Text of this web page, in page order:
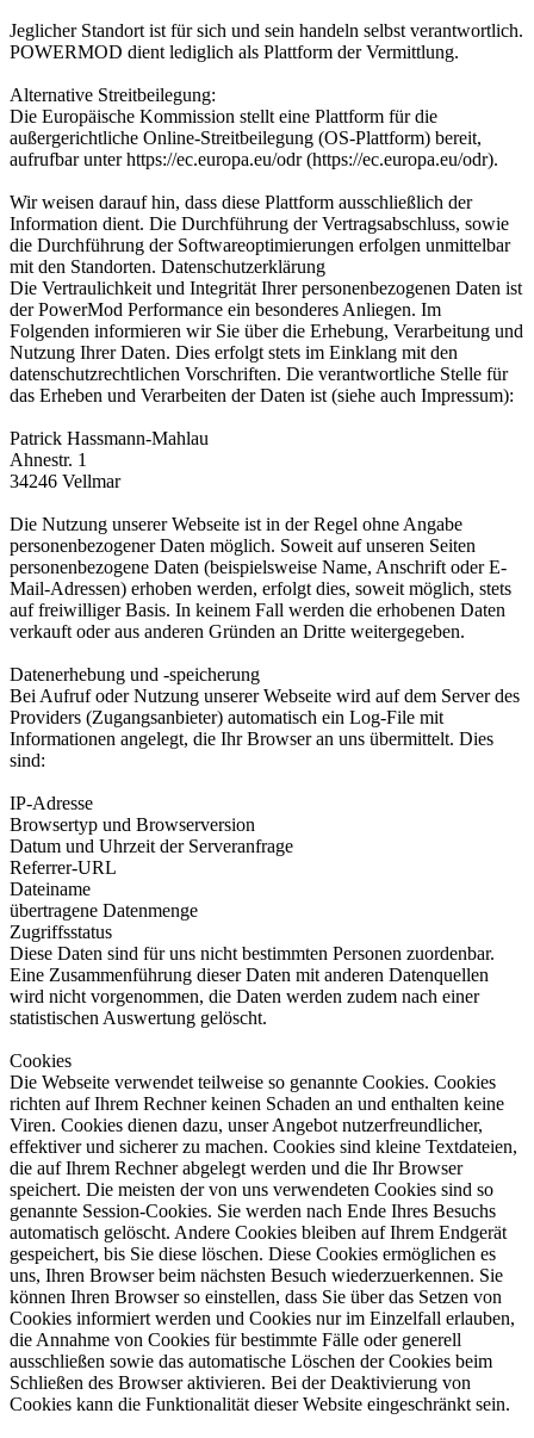
Jeglicher Standort ist für sich und sein handeln selbst verantwortlich.
POWERMOD dient lediglich als Plattform der Vermittlung.
Alternative Streitbeilegung:
Die Europäische Kommission stellt eine Plattform für die
außergerichtliche Online-Streitbeilegung (OS-Plattform) bereit,
aufrufbar unter https://ec.europa.eu/odr (https://ec.europa.eu/odr).
Wir weisen darauf hin, dass diese Plattform ausschließlich der
Information dient. Die Durchführung der Vertragsabschluss, sowie
die Durchführung der Softwareoptimierungen erfolgen unmittelbar
mit den Standorten. Datenschutzerklärung
Die Vertraulichkeit und Integrität Ihrer personenbezogenen Daten ist
der PowerMod Performance ein besonderes Anliegen. Im
Folgenden informieren wir Sie über die Erhebung, Verarbeitung und
Nutzung Ihrer Daten. Dies erfolgt stets im Einklang mit den
datenschutzrechtlichen Vorschriften. Die verantwortliche Stelle für
das Erheben und Verarbeiten der Daten ist (siehe auch Impressum):
Patrick Hassmann-Mahlau
Ahnestr. 1
34246 Vellmar
Die Nutzung unserer Webseite ist in der Regel ohne Angabe
personenbezogener Daten möglich. Soweit auf unseren Seiten
personenbezogene Daten (beispielsweise Name, Anschrift oder E-
Mail-Adressen) erhoben werden, erfolgt dies, soweit möglich, stets
auf freiwilliger Basis. In keinem Fall werden die erhobenen Daten
verkauft oder aus anderen Gründen an Dritte weitergegeben.
Datenerhebung und -speicherung
Bei Aufruf oder Nutzung unserer Webseite wird auf dem Server des
Providers (Zugangsanbieter) automatisch ein Log-File mit
Informationen angelegt, die Ihr Browser an uns übermittelt. Dies
sind:
IP-Adresse
Browsertyp und Browserversion
Datum und Uhrzeit der Serveranfrage
Referrer-URL
Dateiname
übertragene Datenmenge
Zugriffsstatus
Diese Daten sind für uns nicht bestimmten Personen zuordenbar.
Eine Zusammenführung dieser Daten mit anderen Datenquellen
wird nicht vorgenommen, die Daten werden zudem nach einer
statistischen Auswertung gelöscht.
Cookies
Die Webseite verwendet teilweise so genannte Cookies. Cookies
richten auf Ihrem Rechner keinen Schaden an und enthalten keine
Viren. Cookies dienen dazu, unser Angebot nutzerfreundlicher,
effektiver und sicherer zu machen. Cookies sind kleine Textdateien,
die auf Ihrem Rechner abgelegt werden und die Ihr Browser
speichert. Die meisten der von uns verwendeten Cookies sind so
genannte Session-Cookies. Sie werden nach Ende Ihres Besuchs
automatisch gelöscht. Andere Cookies bleiben auf Ihrem Endgerät
gespeichert, bis Sie diese löschen. Diese Cookies ermöglichen es
uns, Ihren Browser beim nächsten Besuch wiederzuerkennen. Sie
können Ihren Browser so einstellen, dass Sie über das Setzen von
Cookies informiert werden und Cookies nur im Einzelfall erlauben,
die Annahme von Cookies für bestimmte Fälle oder generell
ausschließen sowie das automatische Löschen der Cookies beim
Schließen des Browser aktivieren. Bei der Deaktivierung von
Cookies kann die Funktionalität dieser Website eingeschränkt sein.